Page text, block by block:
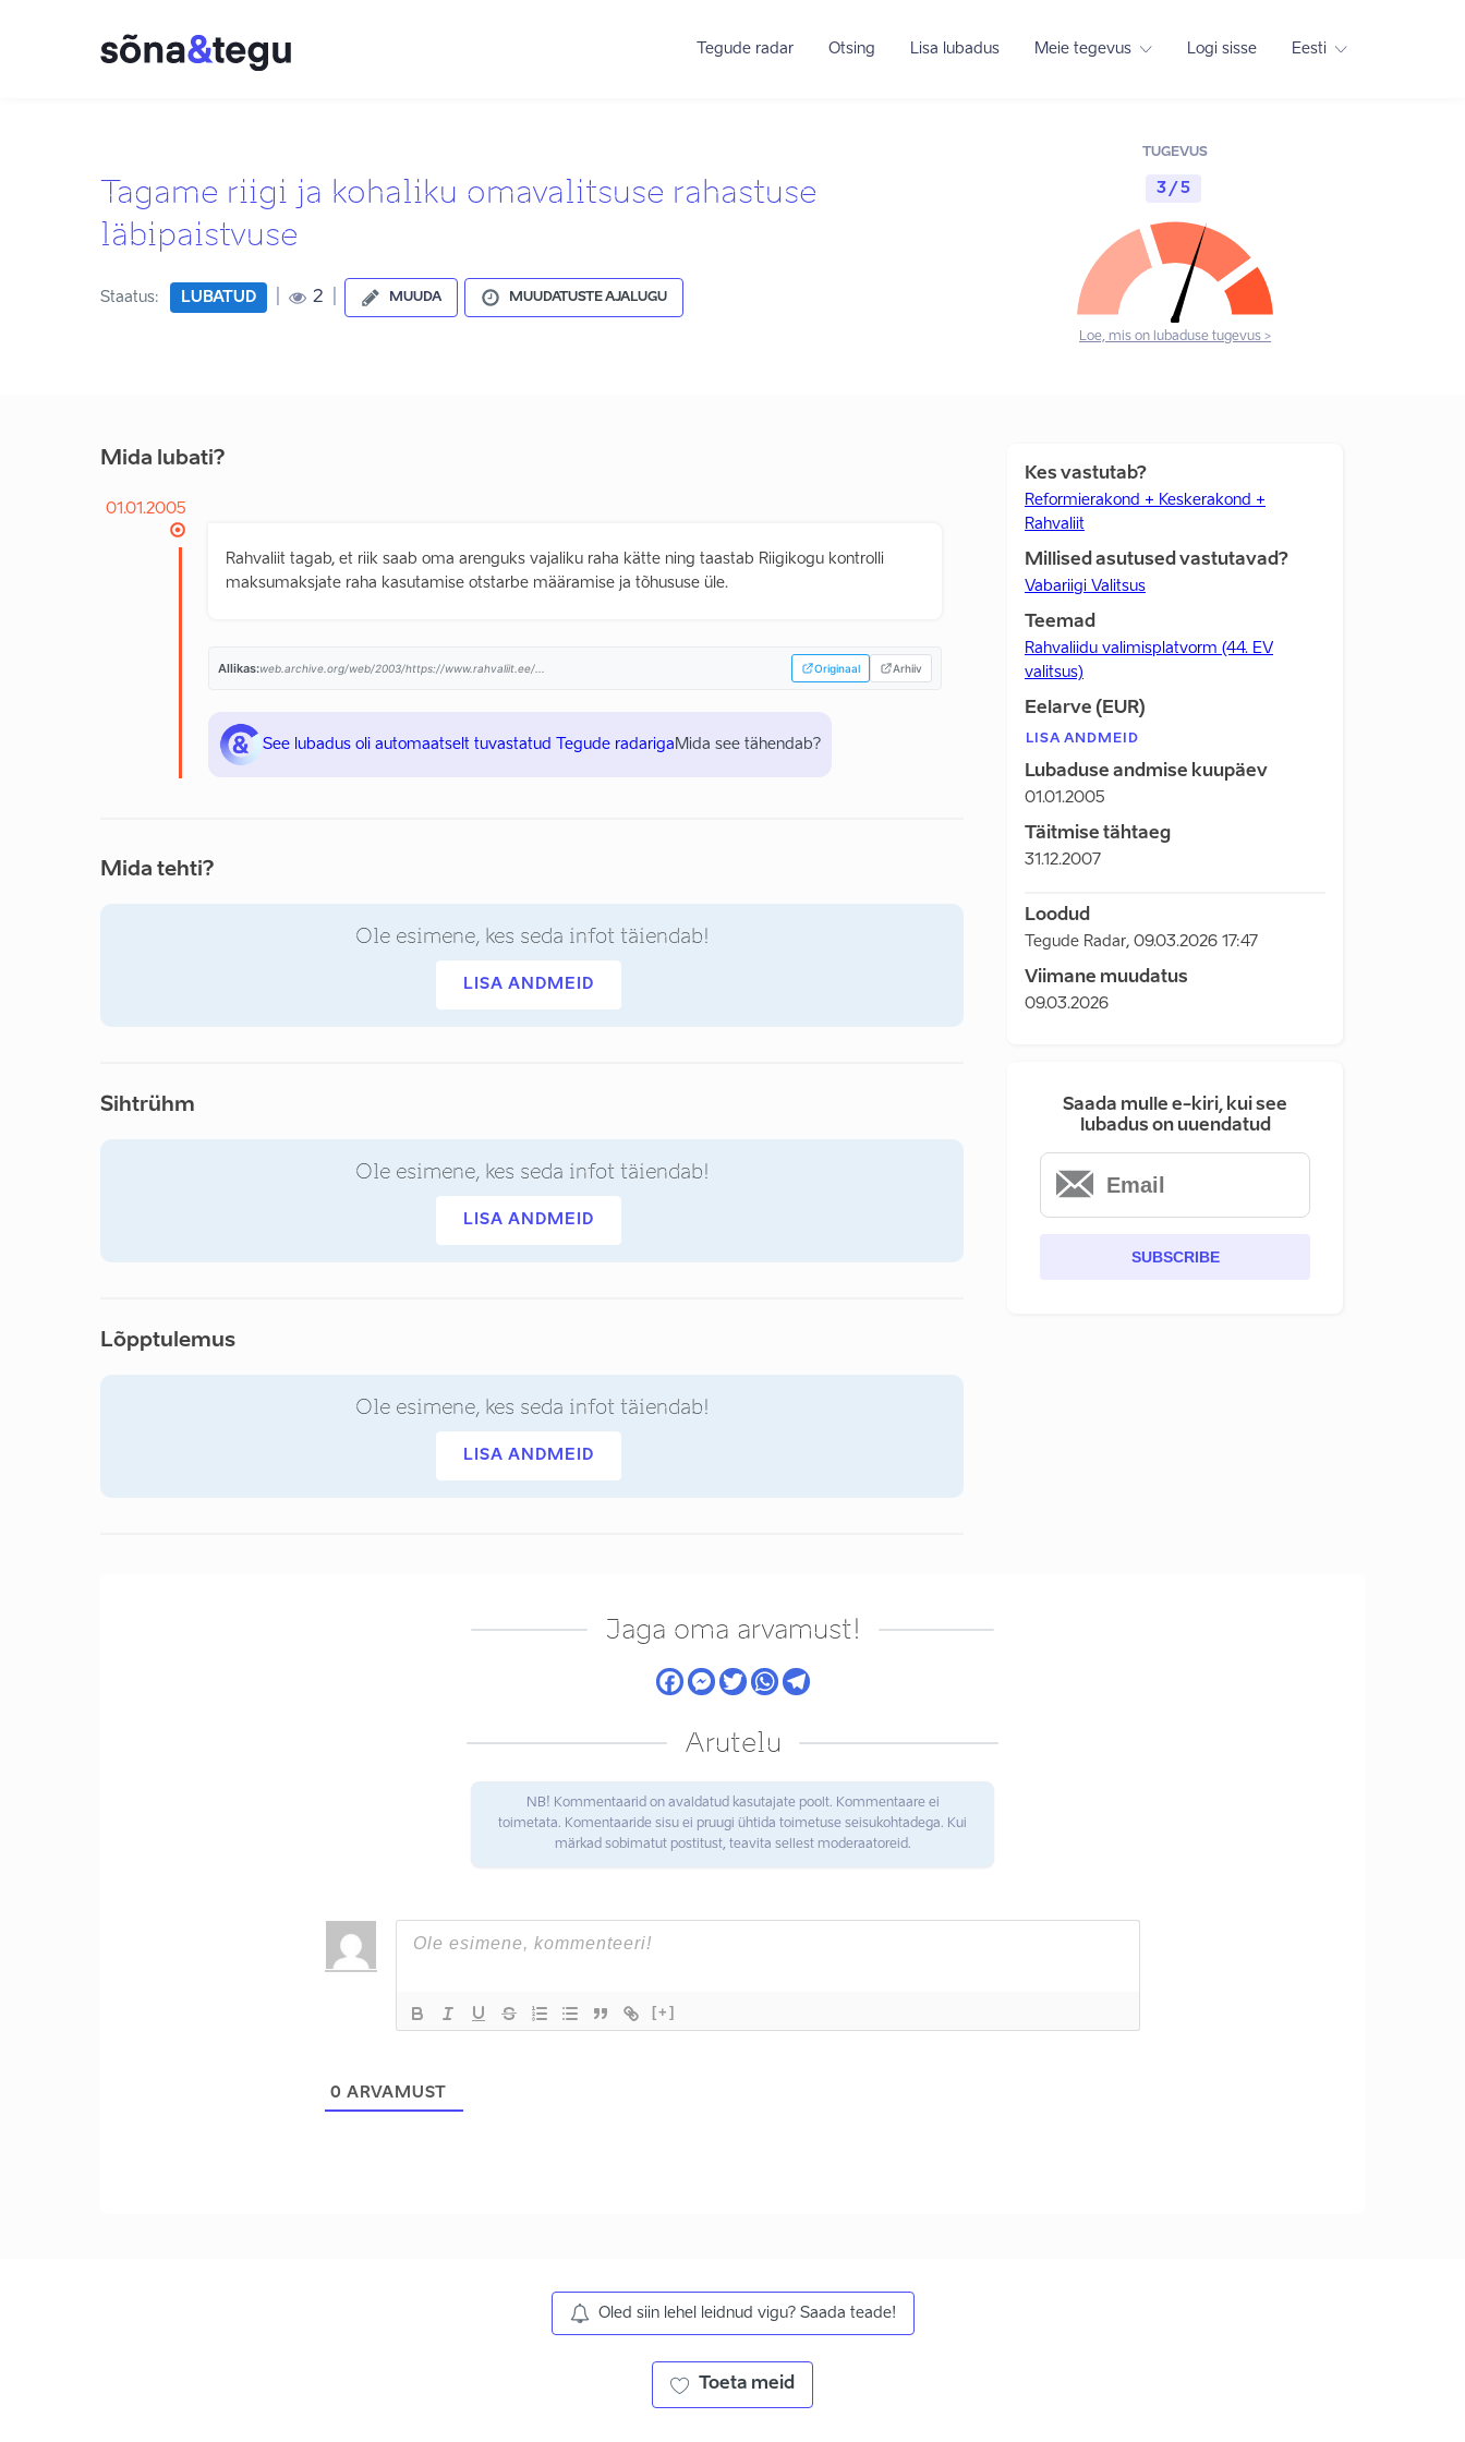
Tegude radar Otsing Lisa lubadus Meie tegevus Logi sisse Eesti
Tagame riigi ja kohaliku omavalitsuse rahastuse
läbipaistvuse
Staatus: LUBATUD 2 MUUDA MUUDATUSTE AJALUGU
TUGEVUS
3 / 5
Loe, mis on lubaduse tugevus >
Mida lubati?
01.01.2005
Rahvaliit tagab, et riik saab oma arenguks vajaliku raha kätte ning taastab Riigikogu kontrolli
maksumaksjate raha kasutamise otstarbe määramise ja tõhususe üle.
Allikas:web.archive.org/web/2003/https://www.rahvaliit.ee/... Originaal Arhiiv
See lubadus oli automaatselt tuvastatud Tegude radariga Mida see tähendab?
Mida tehti?
Ole esimene, kes seda infot täiendab!
LISA ANDMEID
Sihtrühm
Ole esimene, kes seda infot täiendab!
LISA ANDMEID
Lõpptulemus
Ole esimene, kes seda infot täiendab!
LISA ANDMEID
Kes vastutab?
Reformierakond + Keskerakond +
Rahvaliit
Millised asutused vastutavad?
Vabariigi Valitsus
Teemad
Rahvaliidu valimisplatvorm (44. EV
valitsus)
Eelarve (EUR)
LISA ANDMEID
Lubaduse andmise kuupäev
01.01.2005
Täitmise tähtaeg
31.12.2007
Loodud
Tegude Radar, 09.03.2026 17:47
Viimane muudatus
09.03.2026
Saada mulle e-kiri, kui see
lubadus on uuendatud
SUBSCRIBE
Jaga oma arvamust!
Arutelu
NB! Kommentaarid on avaldatud kasutajate poolt. Kommentaare ei
toimetata. Komentaaride sisu ei pruugi ühtida toimetuse seisukohtadega. Kui
märkad sobimatut postitust, teavita sellest moderaatoreid.
[+]
0 ARVAMUST
Oled siin lehel leidnud vigu? Saada teade!
Toeta meid